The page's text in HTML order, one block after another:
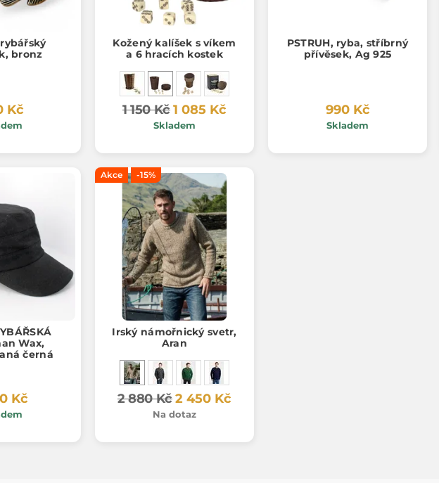
rybářský
bronz
Kč
Kožený kalíšek s víkem
a 6 hracích kostek
1 150 Kč1 085 Kč
Skladem
PSTRUH, ryba, stříbrný
přívěsek, Ag 925
990 Kč
Skladem
Wax,
černá
Kč
Akce -15%
Irský námořnický svetr,
Aran
2 880 Kč2 450 Kč
Na dotaz